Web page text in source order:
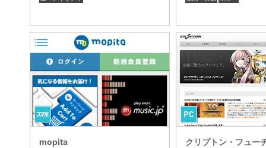
mopita
クリプトン・フュー